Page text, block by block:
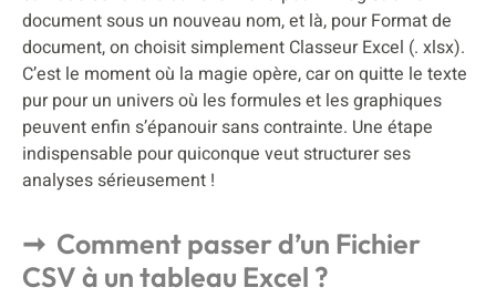
document sous un nouveau nom, et là, pour Format de
document, on choisit simplement Classeur Excel (. xlsx).
C’est le moment où la magie opère, car on quitte le texte
pur pour un univers où les formules et les graphiques
peuvent enfin s’épanouir sans contrainte. Une étape
indispensable pour quiconque veut structurer ses
analyses sérieusement !
Comment passer d’un Fichier
CSV à un tableau Excel ?